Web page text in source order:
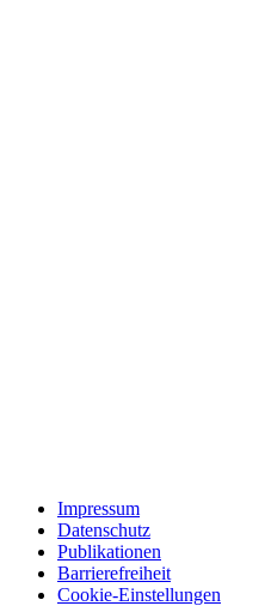
Impressum
Datenschutz
Publikationen
Barrierefreiheit
Cookie-Einstellungen